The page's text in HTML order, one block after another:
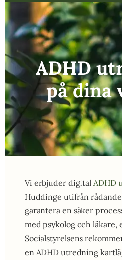
ADHD
på dina
Vi erbjuder digital ADHD
Huddinge utifrån
garantera en säker
med psykolog och läkare,
Socialstyrelsens
en ADHD utredning